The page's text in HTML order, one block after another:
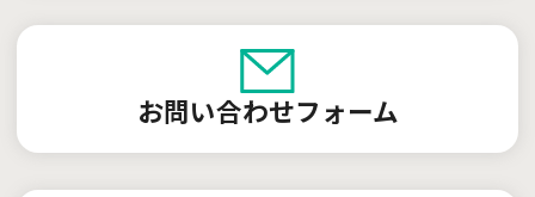
お問い合わせフォーム